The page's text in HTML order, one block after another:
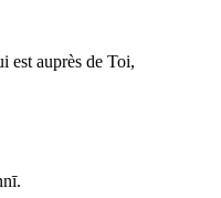
est auprès de Toi,